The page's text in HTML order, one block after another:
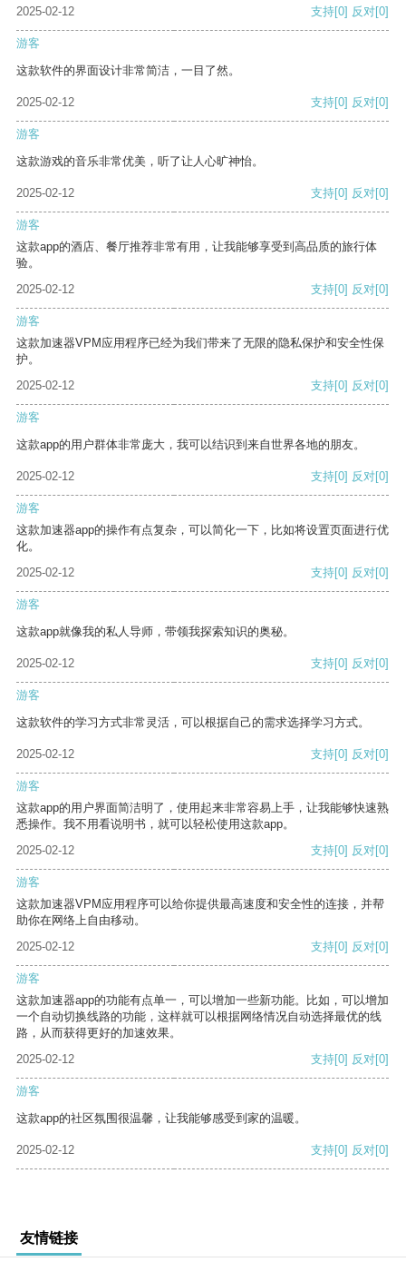
2025-02-12 支持[0] 反对[0]
游客
这款软件的界面设计非常简洁，一目了然。
2025-02-12 支持[0] 反对[0]
游客
这款游戏的音乐非常优美，听了让人心旷神怡。
2025-02-12 支持[0] 反对[0]
游客
这款app的酒店、餐厅推荐非常有用，让我能够享受到高品质的旅行体
验。
2025-02-12
支持[0] 反对[0]
游客
这款加速器VPM应用程序已经为我们带来了无限的隐私保护和安全性保
护。
2025-02-12
支持[0] 反对[0]
游客
这款app的用户群体非常庞大，我可以结识到来自世界各地的朋友。
2025-02-12 支持[0] 反对[0]
游客
这款加速器app的操作有点复杂，可以简化一下，比如将设置页面进行优
化。
2025-02-12
支持[0] 反对[0]
游客
这款app就像我的私人导师，带领我探索知识的奥秘。
2025-02-12 支持[0] 反对[0]
游客
这款软件的学习方式非常灵活，可以根据自己的需求选择学习方式。
2025-02-12 支持[0] 反对[0]
游客
这款app的用户界面简洁明了，使用起来非常容易上手，让我能够快速熟
悉操作。我不用看说明书，就可以轻松使用这款app。
2025-02-12
支持[0] 反对[0]
游客
这款加速器VPM应用程序可以给你提供最高速度和安全性的连接，并帮
助你在网络上自由移动。
2025-02-12
支持[0] 反对[0]
游客
这款加速器app的功能有点单一，可以增加一些新功能。比如，可以增加
一个自动切换线路的功能，这样就可以根据网络情况自动选择最优的线
路，从而获得更好的加速效果。
2025-02-12
支持[0] 反对[0]
游客
这款app的社区氛围很温馨，让我能够感受到家的温暖。
2025-02-12 支持[0] 反对[0]
友情链接